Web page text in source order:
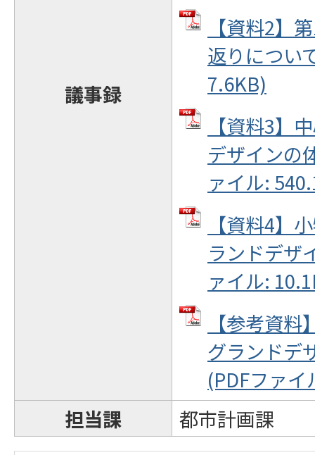
議事録
【資料2】
返りについ
7.6KB)
【資料3】
デザインの
ァイル:
【資料4】
ランドデザ
ァイル:
【参考資
グランドデ
(PDFファ
担当課
都市計画課